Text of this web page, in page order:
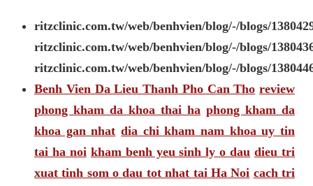
ritzclinic.com.tw/web/benhvien/blog/-/blogs/
ritzclinic.com.tw/web/benhvien/blog/-/blogs/
ritzclinic.com.tw/web/benhvien/blog/-/blogs/
Benh Vien Da Lieu Thanh Pho Can Tho review
phong kham da khoa thai ha phong kham da
khoa gan nhat dia chi kham nam khoa uy tin
tai ha noi kham benh yeu sinh ly o dau dieu tri
xuat tinh som o dau tot nhat tai Ha Noi cach tri